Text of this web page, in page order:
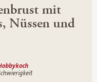
mit
Nüssen und